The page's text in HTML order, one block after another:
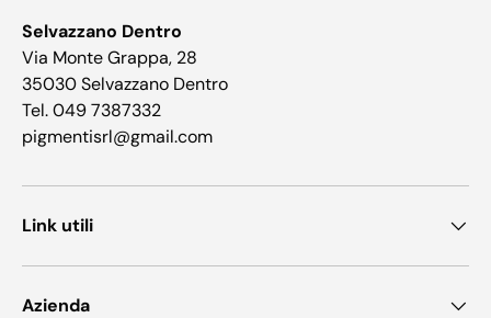
Selvazzano Dentro
Via Monte Grappa, 28
35030 Selvazzano Dentro
Tel. 049 7387332
pigmentisrl@gmail.com
Link utili
Azienda